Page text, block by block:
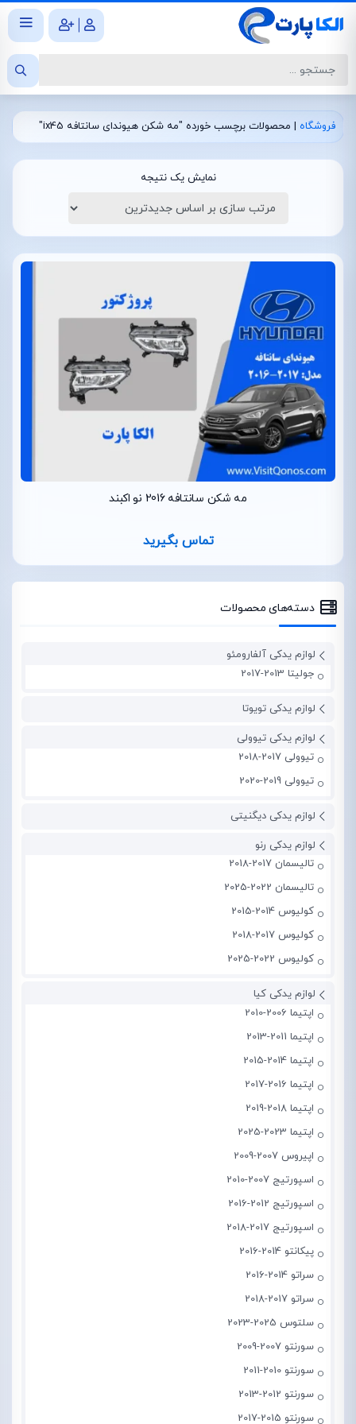
|
فروشگاه | محصولات برچسب خورده "مه شکن هیوندای سانتافه ix45"
نمایش یک نتیجه
مه شکن سانتافه 2016 نو اکبند
تماس بگیرید
دسته‌های محصولات
لوازم یدکی آلفارومئو
جولیتا 2013-2017
لوازم یدکی تویوتا
لوازم یدکی تیوولی
تیوولی 2017-2018
تیوولی 2019-2020
لوازم یدکی دیگنیتی
لوازم یدکی رنو
تالیسمان 2017-2018
تالیسمان 2022-2025
کولیوس 2014-2015
کولیوس 2017-2018
کولیوس 2022-2025
لوازم یدکی کیا
اپتیما 2006-2010
اپتیما 2011-2013
اپتیما 2014-2015
اپتیما 2016-2017
اپتیما 2018-2019
اپتیما 2023-2025
اپیروس 2007-2009
اسپورتیج 2007-2010
اسپورتیج 2012-2016
اسپورتیج 2017-2018
پیکانتو 2014-2016
سراتو 2014-2016
سراتو 2017-2018
سلتوس 2025-2023
سورنتو 2007-2009
سورنتو 2010-2011
سورنتو 2012-2013
سورنتو 2015-2017